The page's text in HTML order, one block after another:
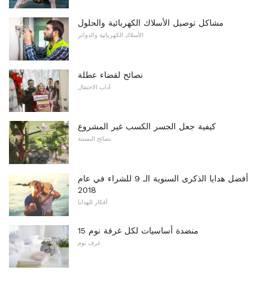
مشاكل توصيل الأسلاك الكهربائية والحلول
الأسلاك الكهربائية والدوائر
نصائح لقضاء عطلة
آداب الاحتفال
كيفية جعل الجسر الكسب غير المشروع
نصائح البستنة
أفضل هدايا الذكرى السنوية الـ 9 للشراء في عام
2018
أفكار للهدايا
15 منضدة أساسيات لكل غرفة نوم
غرف نوم